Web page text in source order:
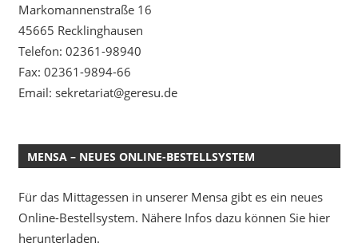
Markomannenstraße 16
45665 Recklinghausen
Telefon: 02361-98940
Fax: 02361-9894-66
Email: sekretariat@geresu.de
MENSA – NEUES ONLINE-BESTELLSYSTEM
Für das Mittagessen in unserer Mensa gibt es ein neues
Online-Bestellsystem. Nähere Infos dazu können Sie hier
herunterladen.